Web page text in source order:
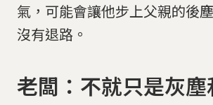
氣，可能會讓他步上父親的後
沒有退路。
老闆：不就只是灰